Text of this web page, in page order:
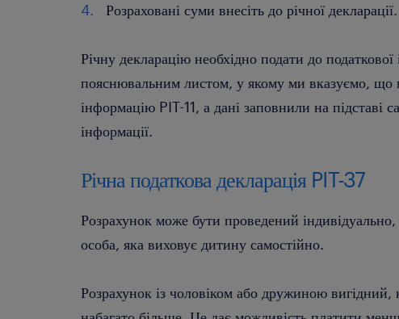
Розраховані суми внесіть до річної декларації.
Річну декларацію необхідно подати до податкової
пояснювальним листом, у якому ми вказуємо, що
інформацію PIT-11, а дані заповнили на підставі
інформації.
Річна податкова декларація PIT-37
Розрахунок може бути проведений
особа, яка виховує дитину самостійно.
Розрахунок із чоловіком або дружиною